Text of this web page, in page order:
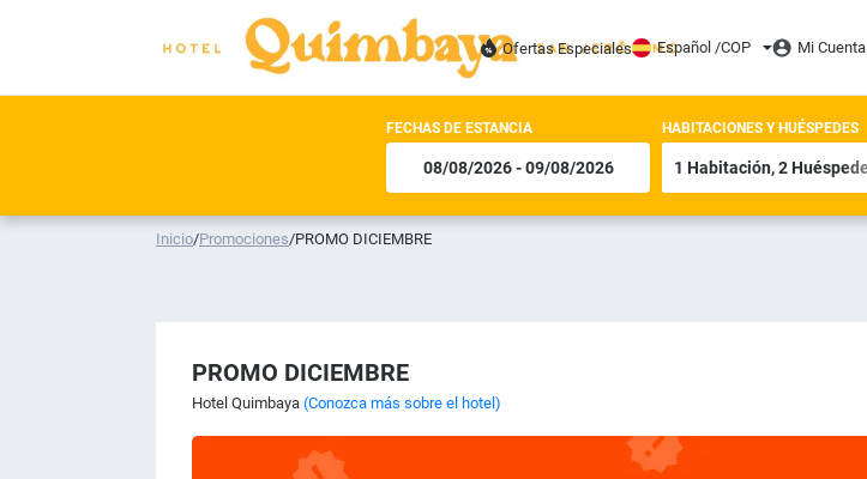
Ofertas Especiales Español /COP Mi Cuenta
FECHAS DE ESTANCIA HABITACIONES Y HUÉSPEDES
Inicio/Promociones/PROMO DICIEMBRE
PROMO DICIEMBRE
Hotel Quimbaya (Conozca más sobre el hotel)